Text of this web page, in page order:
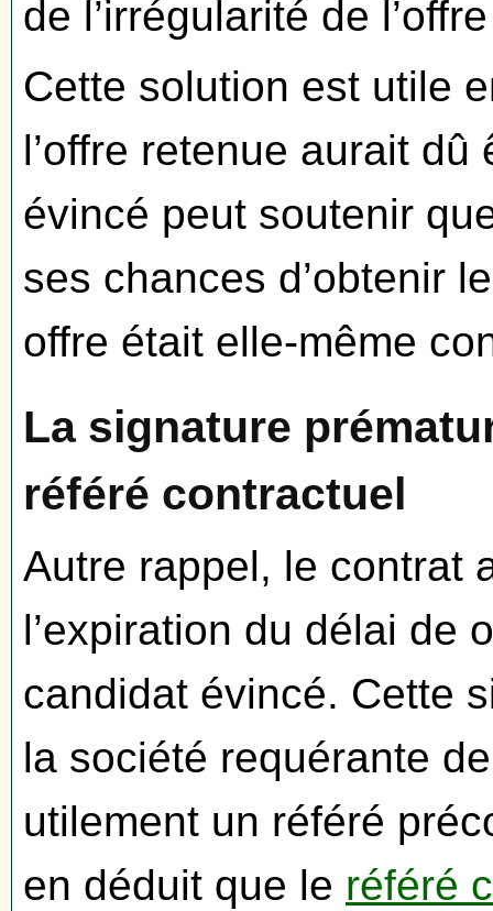
de l’irrégularité de
Cette solution est utile
l’offre retenue aurait
évincé peut soutenir
ses chances d’obtenir
offre était elle-même
La signature
référé contractuel
Autre rappel, le contrat
l’expiration du délai de
candidat évincé. Cette
la société requérante
utilement un référé
en déduit que le référé